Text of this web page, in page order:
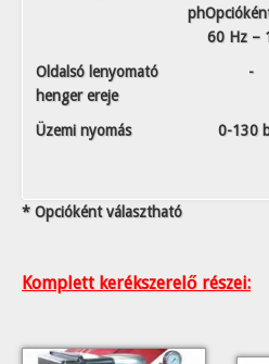
ph
60 Hz –
Oldalsó lenyomató
henger ereje
-
Üzemi nyomás
0-130
* Opcióként választható
Komplett kerékszerelő részei: